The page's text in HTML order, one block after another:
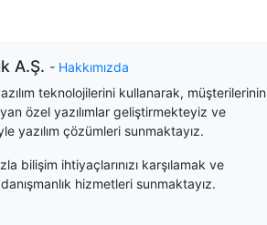
A.Ş. - Hakkımızda
teknolojilerini kullanarak, müşterilerinin
özel yazılımlar geliştirmekteyiz ve
yazılım çözümleri sunmaktayız.
bilişim ihtiyaçlarınızı karşılamak ve
hizmetleri sunmaktayız.